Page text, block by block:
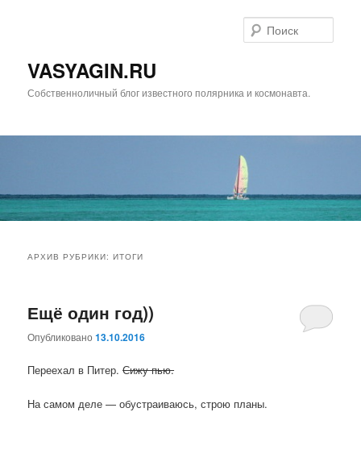
VASYAGIN.RU
Собственноличный блог известного полярника и космонавта.
АРХИВ РУБРИКИ:ИТОГИ
Ещё один год))
Опубликовано13.10.2016
Переехал в Питер.Сижу пью.
На самом деле — обустраиваюсь, строю планы.